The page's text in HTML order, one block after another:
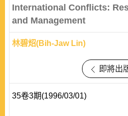
International Conflicts:
and Management
林碧炤(Bih-Jaw Lin)
即將出
35卷3期(1996/03/01)